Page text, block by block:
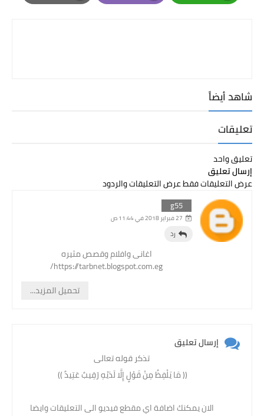
Whatsapp
Email
Print
شاهد أيضاً
تعليقات
تعليق واحد
إرسال تعليق
عرض التعليقات فقطعرض التعليقات والردود
g55
27 فبراير 2018 في 11:44 ص
اغانى وافلام وقصص مثيره
https://tarbnet.blogspot.com.eg/
رد
تحميل المزيد...
إرسال تعليق
تذكر قوله تعالى
(( مَا يَلْفِظُ مِنْ قَوْلٍ إِلَّا لَدَيْهِ رَقِيبٌ عَتِيدٌ )) ‏
الان يمكنك اضافة اي مقطع فيديو الى التعليقات وايضا